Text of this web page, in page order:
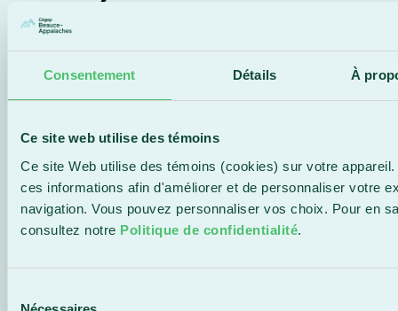
Consentement Détails À
Ce site web utilise des témoins
Ce site Web utilise des témoins (cookies) sur votre
ces informations afin d'améliorer et de personnaliser votre
navigation. Vous pouvez personnaliser vos choix. Pour en
consultez notre Politique de confidentialité.
T’INTÉRESSER
ParcoursLEAN Six Sigma
Perfectionnement